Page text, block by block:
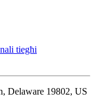
tiegħi
Delaware 19802, US